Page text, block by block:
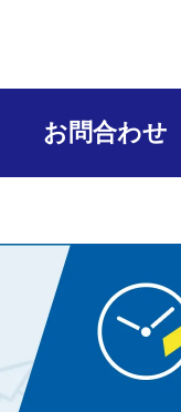
お問合わせ